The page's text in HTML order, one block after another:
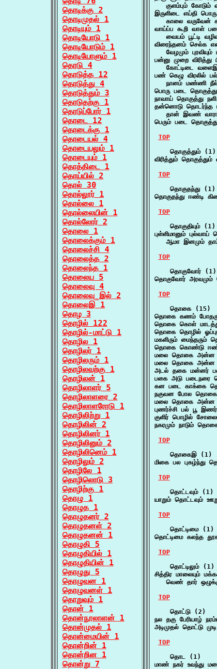
தொடிக்கு 2
தொடிமுதல் 1
தொடியும் 1
தொடியோடு 1
தொடியோடும் 1
தொடியோளும் 1
தொடு 4
தொடுத்த 12
தொடுத்து 4
தொடுத்தும் 3
தொடுதற்கு 1
தொடுப்போர் 1
தொடை 12
தொடைக்கு 1
தொடையல் 4
தொடையலும் 1
தொடையும் 1
தொத்திடை 1
தொய்யில் 2
தொல் 30
தொல்லூர் 1
தொல்லை 1
தொல்லையின் 1
தொல்லோர் 2
தொலை 1
தொலைக்கும் 1
தொலைச்சி 4
தொலைத்த 2
தொலைந்த 1
தொலைய 5
தொலைவு 4
தொலைவு_இல் 2
தொலைஇ 1
தொழ 3
தொழில் 122
தொழில்-மாட்டு 1
தொழில 1
தொழிலர் 1
தொழிலரும் 1
தொழிலவற்கு 1
தொழிலன் 1
தொழிலாளர் 5
தொழிலாளரை 2
தொழிலாளரோடு 1
தொழிலிற்று 1
தொழிலின் 2
தொழிலினர் 1
தொழிலினும் 2
தொழிலினெம் 1
தொழிலும் 2
தொழிலே 1
தொழிலொடு 3
தொழிற்கு 1
தொழு 1
தொழுத 1
தொழுதனர் 2
தொழுதனள் 2
தொழுதனன் 1
தொழுதி 5
தொழுதியில் 1
தொழுதியின் 1
தொழுது 5
தொழுவன 1
தொழுவனள் 1
தொறுவும் 1
தொன் 1
தொன்நூலாளன் 1
தொன்முதல் 1
தொன்மையின் 1
தொன்றின் 1
தொன்றின 1
தொன்று 7
குளம்பும்
இருளிடை எய்தி
காலை வருவேன்
வாய்ப்ப கூறி வாள்
வையம் பூட்டி
விரைந்தனம் செல்க
வேழமும்
பன்னு முறை விரித்து
கோட்டிடை
பண் கெழு விரலில்
நானம் மண்ணி
பொரு படை
நாவாய் தொகுத்து
தன்னொடு தொடர்ந்த
தான் இவண்
பெரும் படை
TOP
    தொகுத்தும் (1)
விரித்தும்
TOP
    தொகுதந்து (1)
தொகுதந்து ஈண்டி
TOP
    தொகுதியும் (1)
புள்ளிமானும் புல்வாய்
ஆமா இனமும்
TOP
    தொகுவோர் (1)
தொகுவோர்
TOP
    தொகை (15)
தொகை கணம்
தொகை கொள்
தொகை தொழில்
மகளிரும்
தொகை கொண்டு
மலை தொகை அன்ன
மலை தொகை அன்ன
அடல் தகை மன்னர்
பகை அடு
கன படை காக்கை
நகுவன போல தொகை
மலை தொகை அன்ன
புணர்ச்சி பல் பூ
குளிர் பொழில்
நகரமும் நாடும்
TOP
    தொகைஇ (1)
மிகை பல
TOP
    தொட்டவும் (1)
யாறும் தொட்டவும்
TOP
    தொட்டிமை (1)
தொட்டிமை கலந்த
TOP
    தொட்டிலும் (1)
சித்திர மாலையும்
வெண் தார்
TOP
    தொட்டு (2)
நல தகு பேரியாழ்
அடிமுதல் தொட்டு
TOP
    தொட (1)
மாண் நகர் உவந்து